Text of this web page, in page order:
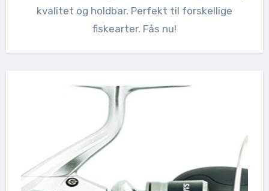
kvalitet og holdbar. Perfekt til forskellige
fiskearter. Fås nu!